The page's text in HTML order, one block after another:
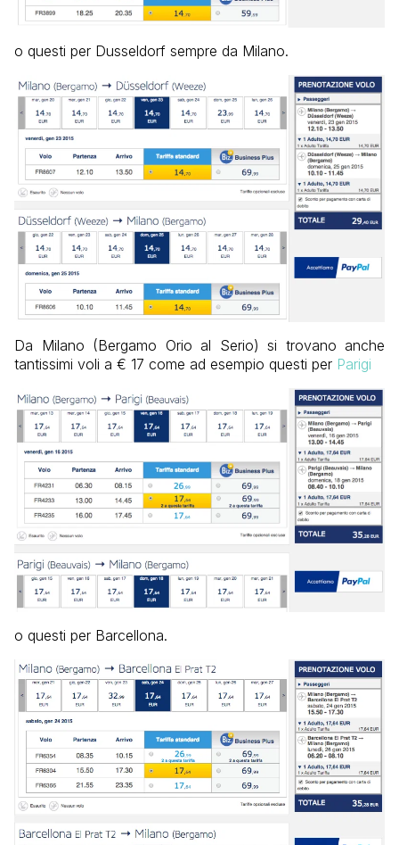
o questi per Dusseldorf sempre da Milano.
Da Milano (Bergamo Orio al Serio) si trovano anche
tantissimi voli a € 17 come ad esempio questi per Parigi
o questi per Barcellona.